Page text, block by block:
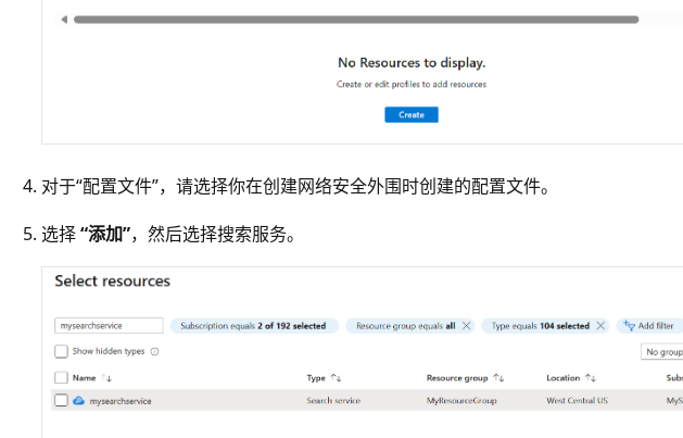
对于“配置文件”，请选择你在创建网络安全外围时创建的配置文件。
选择“添加”，然后选择搜索服务。